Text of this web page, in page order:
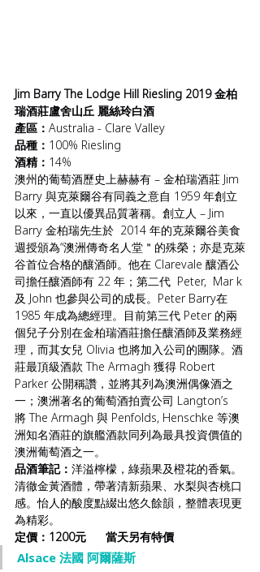
Jim Barry The Lodge Hill Riesling 2019 金柏
瑞酒莊盧舍山丘 麗絲玲白酒
產區： Australia - Clare Valley
品種： 100% Riesling
酒精： 14%
澳州的葡萄酒歷史上赫赫有 – 金柏瑞酒莊 Jim
Barry 與克萊爾谷有同義之意自 1959 年創立
以來，一直以優異品質著稱。創立人 – Jim
Barry 金柏瑞先生於  2014 年的克萊爾谷美食
週授頒為“澳洲傳奇名人堂＂的殊榮；亦是克萊
谷首位合格的釀酒師。他在 Clarevale 釀酒公
司擔任釀酒師有 22 年；第二代  Peter,  Mar k
及 John 也參與公司的成長。Peter Barry在
1985 年成為總經理。目前第三代 Peter 的兩
個兒子分別在金柏瑞酒莊擔任釀酒師及業務經
理，而其女兒 Olivia 也將加入公司的團隊。酒
莊最頂級酒款 The Armagh 獲得 Robert
Parker 公開稱讚，並將其列為澳洲偶像酒之
一；澳洲著名的葡萄酒拍賣公司 Langton’s
將 The Armagh 與 Penfolds, Henschke 等澳
洲知名酒莊的旗艦酒款同列為最具投資價值的
澳洲葡萄酒之一。
品酒筆記： 洋溢檸檬，綠蘋果及橙花的香氣。
清徹金黃酒體，帶著清新蘋果、水梨與杏桃口
感。怡人的酸度點綴出悠久餘韻，整體表現更
為精彩。
定價：1200元      當天另有特價
Alsace 法國 阿爾薩斯